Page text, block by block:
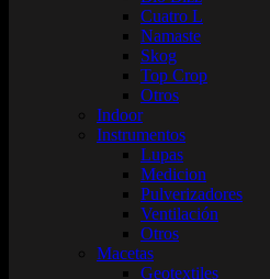
Cuatro L
Namaste
Skog
Top Crop
Otros
Indoor
Instrumentos
Lupas
Medicion
Pulverizadores
Ventilación
Otros
Macetas
Geotextiles